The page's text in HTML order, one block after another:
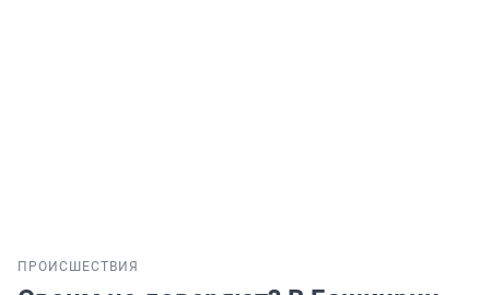
ПРОИСШЕСТВИЯ